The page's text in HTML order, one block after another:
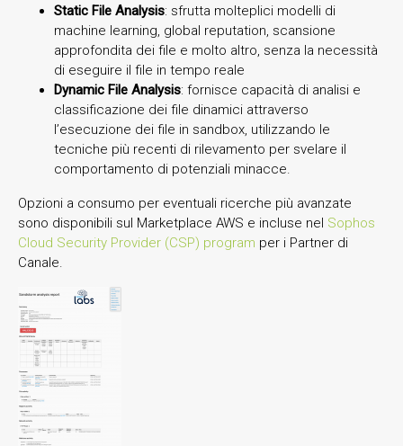
Static File Analysis: sfrutta molteplici modelli di
machine learning, global reputation, scansione
approfondita dei file e molto altro, senza la necessità
di eseguire il file in tempo reale
Dynamic File Analysis: fornisce capacità di analisi e
classificazione dei file dinamici attraverso
l’esecuzione dei file in sandbox, utilizzando le
tecniche più recenti di rilevamento per svelare il
comportamento di potenziali minacce.
Opzioni a consumo per eventuali ricerche più avanzate
sono disponibili sul Marketplace AWS e incluse nel Sophos
Cloud Security Provider (CSP) program per i Partner di
Canale.